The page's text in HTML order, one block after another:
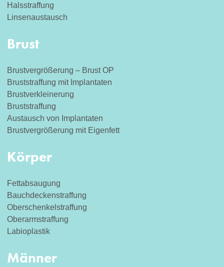
Halsstraffung
Linsenaustausch
Brust
Brustvergrößerung – Brust OP
Bruststraffung mit Implantaten
Brustverkleinerung
Bruststraffung
Austausch von Implantaten
Brustvergrößerung mit Eigenfett
Körper
Fettabsaugung
Bauchdeckenstraffung
Oberschenkelstraffung
Oberarmstraffung
Labioplastik
Männer